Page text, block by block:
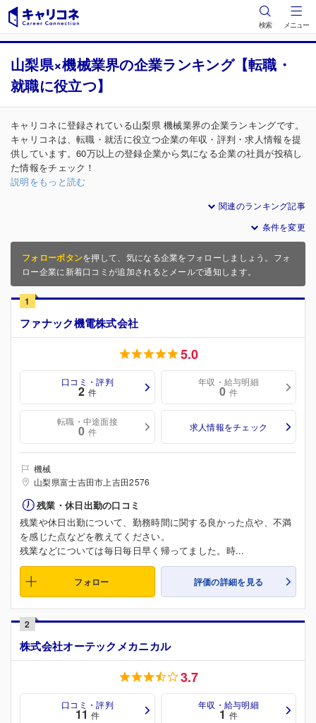
検索 メニュー
山梨県×機械業界の企業ランキング【転職・
就職に役立つ】
キャリコネに登録されている山梨県 機械業界の企業ランキングです。
キャリコネは、転職・就活に役立つ企業の年収・評判・求人情報を提
供しています。60万以上の登録企業から気になる企業の社員が投稿し
た情報をチェック！
説明をもっと読む
関連のランキング記事
条件を変更
フォローボタンを押して、気になる企業をフォローしましょう。フォ
ロー企業に新着口コミが追加されるとメールで通知します。
1
ファナック機電株式会社
5.0
口コミ・評判
2 件
年収・給与明細
0 件
転職・中途面接
0 件 求人情報をチェック
機械
山梨県富士吉田市上吉田2576
残業・休日出勤の口コミ
残業や休日出勤について、勤務時間に関する良かった点や、不満
を感じた点などを教えてください。
残業などについては毎日毎日早く帰ってました。時...
フォロー 評価の詳細を見る
2
株式会社オーテックメカニカル
3.7
口コミ・評判
11 件
年収・給与明細
1 件